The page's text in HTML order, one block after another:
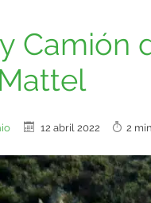
12 abril 2022 2